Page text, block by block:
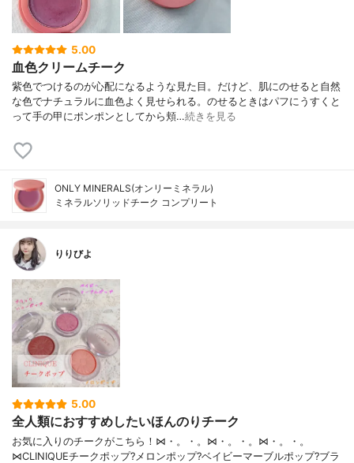
5.00
血色クリームチーク
紫色でつけるのが心配になるような見た目。だけど、肌にのせると自然
な色でナチュラルに血色よく見せられる。のせるときはパフにうすくと
って手の甲にポンポンとしてから頬…続きを見る
ONLY MINERALS(オンリーミネラル)
ミネラルソリッドチーク コンプリート
りりびよ
5.00
全人類におすすめしたいほんのりチーク
お気に入りのチークがこちら！⋈・。・。⋈・。・。⋈・。・。
⋈CLINIQUEチークポップ?メロンポップ?ベイビーマーブルポップ?ブラ